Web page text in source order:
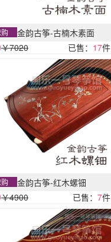
金韵古筝-古楠木素面
￥7020 已售： 17件
金韵古筝-红木螺钿
￥4900 已售： 7件